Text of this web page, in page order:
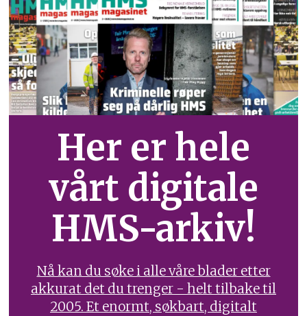
Her er hele
vårt digitale
HMS-arkiv!
Nå kan du søke i alle våre blader etter
akkurat det du trenger - helt tilbake til
2005. Et enormt, søkbart, digitalt